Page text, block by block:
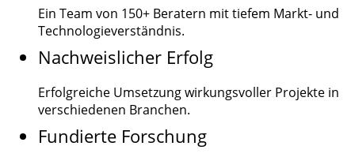
Ein Team von 150+ Beratern mit tiefem Markt- und
Technologieverständnis.
Nachweislicher Erfolg
Erfolgreiche Umsetzung wirkungsvoller Projekte in
verschiedenen Branchen.
Fundierte Forschung